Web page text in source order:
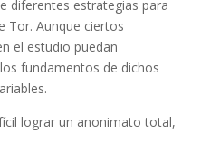
diferentes estrategias para
Tor. Aunque ciertos
el estudio puedan
fundamentos de dichos
lograr un anonimato total,